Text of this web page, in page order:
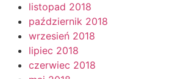
listopad 2018
październik 2018
wrzesień 2018
lipiec 2018
czerwiec 2018